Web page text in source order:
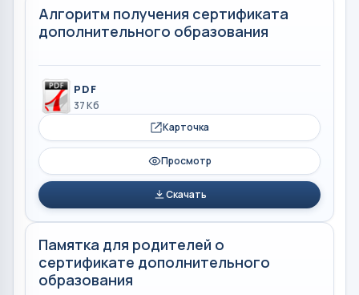
Алгоритм получения сертификата
дополнительного образования
PDF
37 Кб
Карточка
Просмотр
Скачать
Памятка для родителей о
сертификате дополнительного
образования